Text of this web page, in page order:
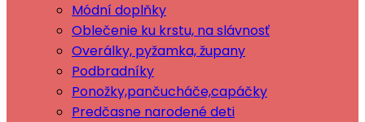
Módní doplňky
Oblečenie ku krstu, na slávnosť
Overálky, pyžamka, župany
Podbradníky
Ponožky,pančucháče,capáčky
Predčasne narodené deti